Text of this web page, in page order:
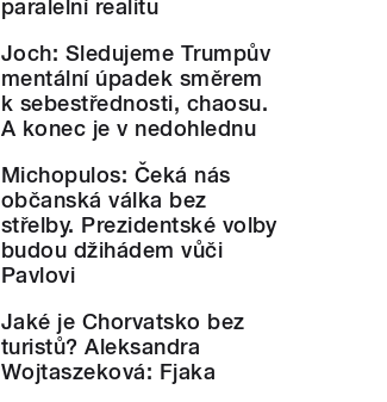
paralelní realitu
Joch: Sledujeme Trumpův
mentální úpadek směrem
k sebestřednosti, chaosu.
A konec je v nedohlednu
Michopulos: Čeká nás
občanská válka bez
střelby. Prezidentské volby
budou džihádem vůči
Pavlovi
Jaké je Chorvatsko bez
turistů? Aleksandra
Wojtaszeková: Fjaka